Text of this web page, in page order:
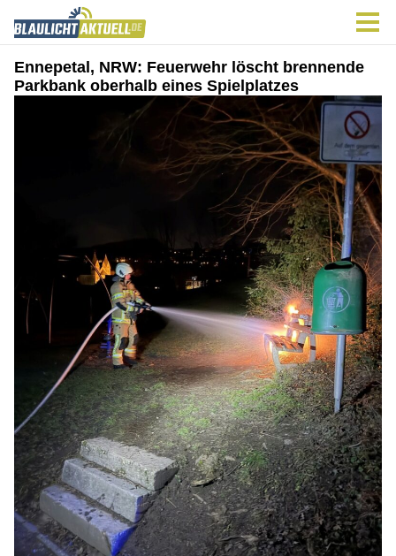
Ennepetal, NRW: Feuerwehr löscht brennende
Parkbank oberhalb eines Spielplatzes